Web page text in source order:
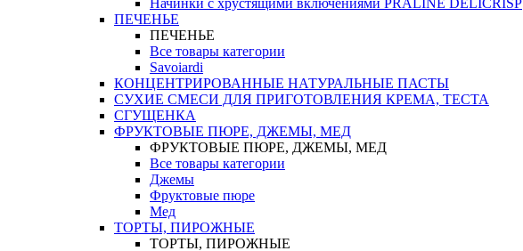
Начинки с хрустящими включениями PRALINE DELICRISP
ПЕЧЕНЬЕ
ПЕЧЕНЬЕ
Все товары категории
Savoiardi
КОНЦЕНТРИРОВАННЫЕ НАТУРАЛЬНЫЕ ПАСТЫ
СУХИЕ СМЕСИ ДЛЯ ПРИГОТОВЛЕНИЯ КРЕМА, ТЕСТА
СГУЩЕНКА
ФРУКТОВЫЕ ПЮРЕ, ДЖЕМЫ, МЕД
ФРУКТОВЫЕ ПЮРЕ, ДЖЕМЫ, МЕД
Все товары категории
Джемы
Фруктовые пюре
Мед
ТОРТЫ, ПИРОЖНЫЕ
ТОРТЫ, ПИРОЖНЫЕ